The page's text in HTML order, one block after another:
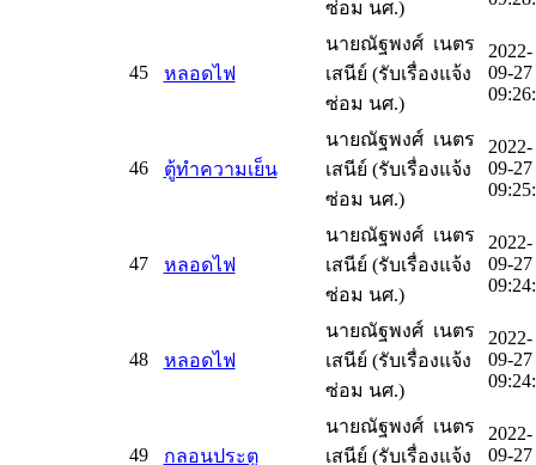
ซ่อม นศ.)
45 หลอดไฟ
นายณัฐพงศ์ เนตร
เสนีย์ (รับเรื่องแจ้ง
ซ่อม นศ.)
2022-
09-27
46 ตู้ทำความเย็น
นายณัฐพงศ์ เนตร
เสนีย์ (รับเรื่องแจ้ง
ซ่อม นศ.)
2022-
09-27
47 หลอดไฟ
นายณัฐพงศ์ เนตร
เสนีย์ (รับเรื่องแจ้ง
ซ่อม นศ.)
2022-
09-27
48 หลอดไฟ
นายณัฐพงศ์ เนตร
เสนีย์ (รับเรื่องแจ้ง
ซ่อม นศ.)
2022-
09-27
49 กลอนประตู
นายณัฐพงศ์ เนตร
เสนีย์ (รับเรื่องแจ้ง
2022-
09-27